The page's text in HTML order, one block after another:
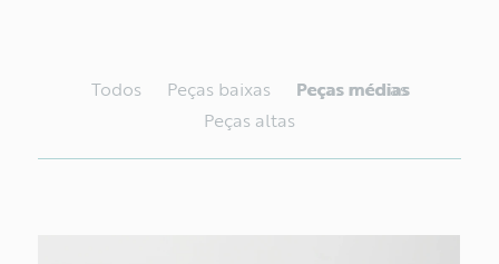
Todos Peças baixas
Peças médias
Peças altas